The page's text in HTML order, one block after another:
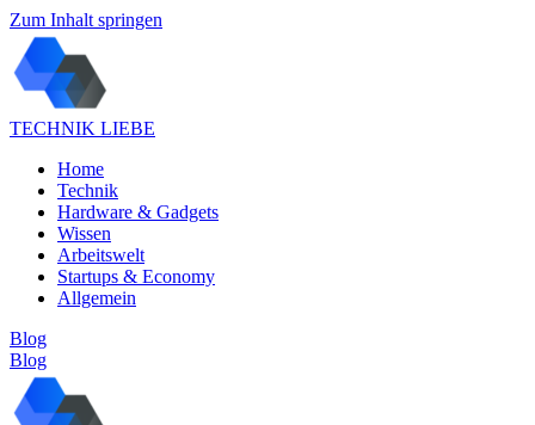
Zum Inhalt springen
TECHNIK LIEBE
Home
Technik
Hardware & Gadgets
Wissen
Arbeitswelt
Startups & Economy
Allgemein
Blog
Blog